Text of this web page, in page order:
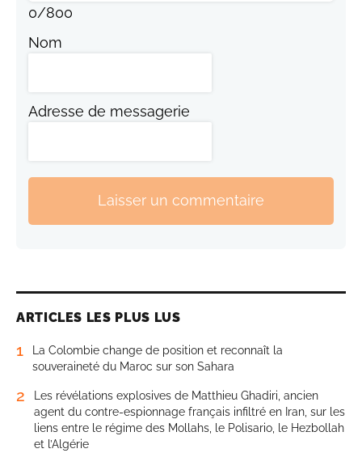
0/800
Nom
Adresse de messagerie
Laisser un commentaire
ARTICLES LES PLUS LUS
1
La Colombie change de position et reconnaît la
souveraineté du Maroc sur son Sahara
2
Les révélations explosives de Matthieu Ghadiri, ancien
agent du contre-espionnage français infiltré en Iran, sur les
liens entre le régime des Mollahs, le Polisario, le Hezbollah
et l’Algérie